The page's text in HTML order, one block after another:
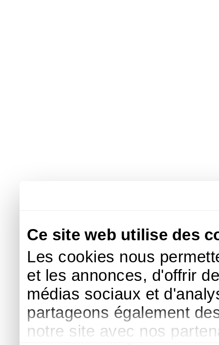
Ce site web utilise des
Les cookies nous
et les annonces, d'offrir
médias sociaux et
partageons également
notre site avec nos